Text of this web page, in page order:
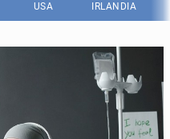
USA IRLANDIA